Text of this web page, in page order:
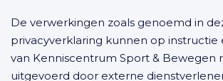
De verwerkingen zoals genoemd in
privacyverklaring kunnen op
van Kenniscentrum Sport & Bewegen
uitgevoerd door externe